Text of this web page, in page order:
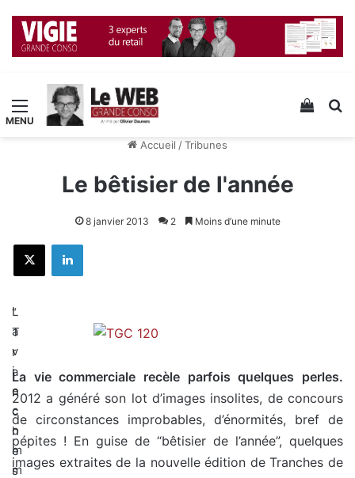
Menu Voir
Accueil /Tribunes
Le bêtisier de l'année
8 janvier 2013 2 Moins d’une minute
X Linkedin
L
a
v
i
e
c
o
m
m
“
T
r
a
n
c
h
e
s
La vie commerciale recèle parfois quelques perles.
2012 a généré son lot d’images insolites, de concours
de circonstances improbables, d’énormités, bref de
pépites ! En guise de “bêtisier de l’année”, quelques
images extraites de la nouvelle édition de Tranches de